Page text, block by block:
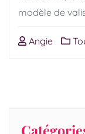
modèle de
Angie